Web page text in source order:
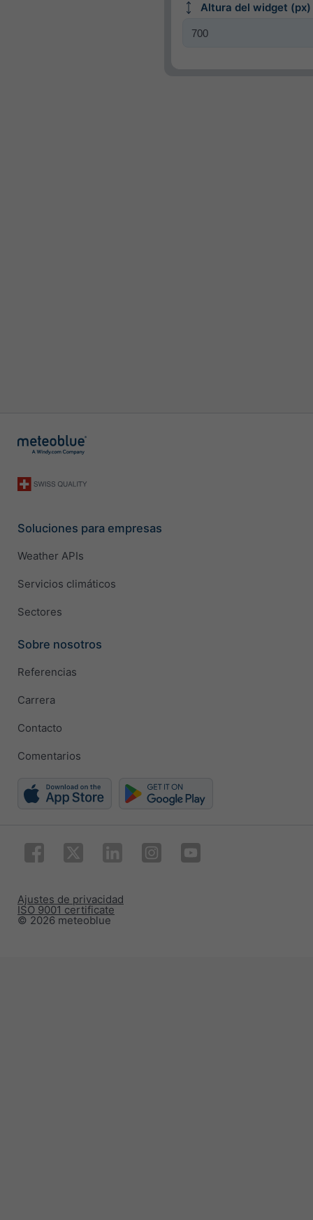
Altura del widget (px)
Soluciones para empresas
Weather APIs
Servicios climáticos
Sectores
Sobre nosotros
Referencias
Carrera
Contacto
Comentarios
© 2026 meteoblue
ISO 9001 certificate
Ajustes de privacidad